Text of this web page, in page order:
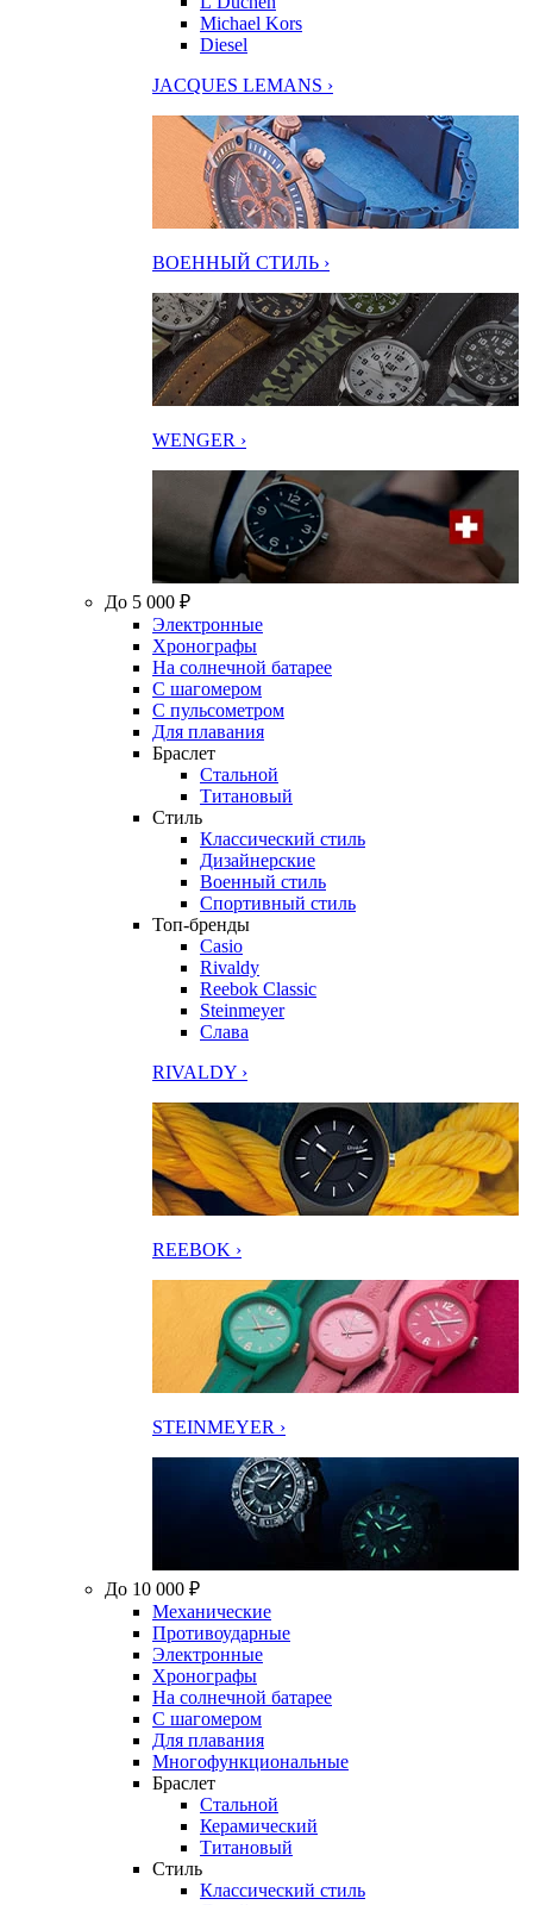
Michael Kors
Diesel
JACQUES LEMANS ›
ВОЕННЫЙ СТИЛЬ ›
WENGER ›
До 5 000 ₽
Электронные
Хронографы
На солнечной батарее
С шагомером
С пульсометром
Для плавания
Браслет
Стальной
Титановый
Стиль
Классический стиль
Дизайнерские
Военный стиль
Спортивный стиль
Топ-бренды
Casio
Rivaldy
Reebok Classic
Steinmeyer
Слава
RIVALDY ›
REEBOK ›
STEINMEYER ›
До 10 000 ₽
Механические
Противоударные
Электронные
Хронографы
На солнечной батарее
С шагомером
Для плавания
Многофункциональные
Браслет
Стальной
Керамический
Титановый
Стиль
Классический стиль